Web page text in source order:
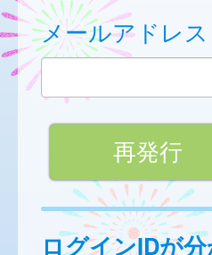
メールアドレス
ログインIDが